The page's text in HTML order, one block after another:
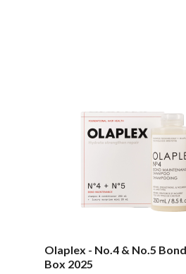
Olaplex - No.4 & No.5
Box 2025